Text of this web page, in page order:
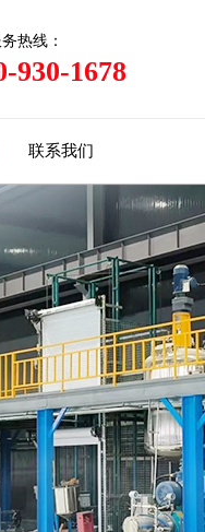
热线：
930-1678
联系我们